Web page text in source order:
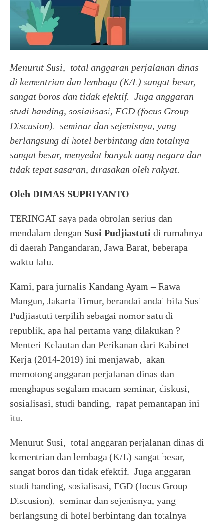
Menurut Susi, total anggaran perjalanan dinas
di kementrian dan lembaga (K/L) sangat besar,
sangat boros dan tidak efektif. Juga anggaran
studi banding, sosialisasi, FGD (focus Group
Discusion), seminar dan sejenisnya, yang
berlangsung di hotel berbintang dan totalnya
sangat besar, menyedot banyak uang negara dan
tidak tepat sasaran, dirasakan oleh rakyat.
Oleh DIMAS SUPRIYANTO
TERINGAT saya pada obrolan serius dan
mendalam dengan Susi Pudjiastuti di rumahnya
di daerah Pangandaran, Jawa Barat, beberapa
waktu lalu.
Kami, para jurnalis Kandang Ayam – Rawa
Mangun, Jakarta Timur, berandai andai bila Susi
Pudjiastuti terpilih sebagai nomor satu di
republik, apa hal pertama yang dilakukan ?
Menteri Kelautan dan Perikanan dari Kabinet
Kerja (2014-2019) ini menjawab, akan
memotong anggaran perjalanan dinas dan
menghapus segalam macam seminar, diskusi,
sosialisasi, studi banding, rapat pemantapan ini
itu.
Menurut Susi, total anggaran perjalanan dinas di
kementrian dan lembaga (K/L) sangat besar,
sangat boros dan tidak efektif. Juga anggaran
studi banding, sosialisasi, FGD (focus Group
Discusion), seminar dan sejenisnya, yang
berlangsung di hotel berbintang dan totalnya